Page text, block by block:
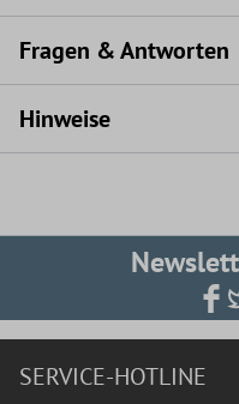
Fragen & Antworten
Hinweise
SERVICE-HOTLINE